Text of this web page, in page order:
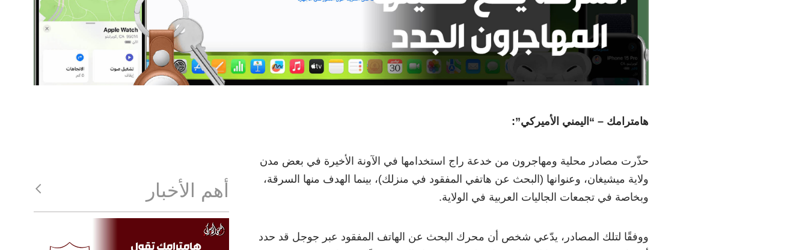
هامترامك – “اليمني الأميركي”:
حذّرت مصادر محلية ومهاجرون من خدعة راج استخدامها في الآونة الأخيرة في بعض مدن
ولاية ميشيغان، وعنوانها (البحث عن هاتفي المفقود في منزلك)، بينما الهدف منها السرقة،
وبخاصة في تجمعات الجاليات العربية في الولاية.
ووفقًا لتلك المصادر، يدّعي شخص أن محرك البحث عن الهاتف المفقود عبر جوجل قد حدد
أهم الأخبار